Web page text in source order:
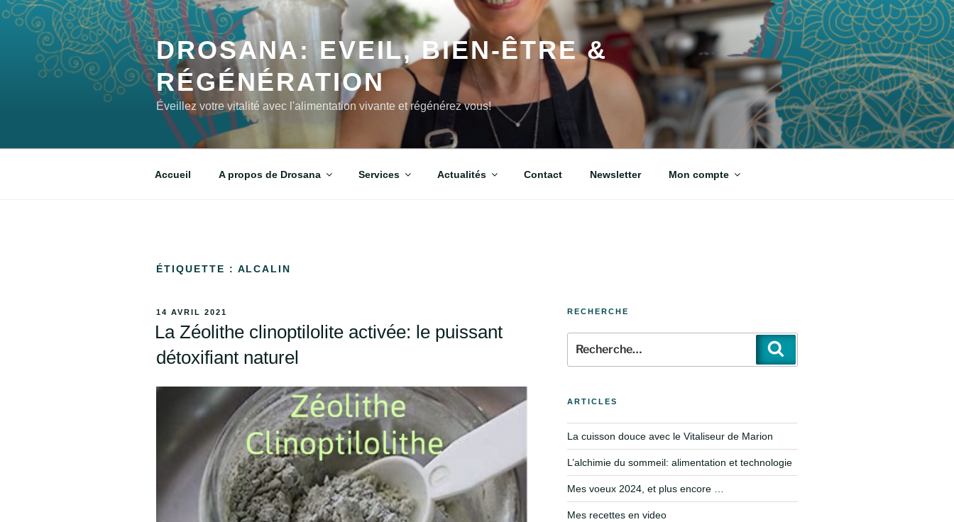
DROSANA: EVEIL, BIEN-ÊTRE &
RÉGÉNÉRATION
Éveillez votre vitalité avec l'alimentation vivante et régénérez vous!
Accueil A propos de Drosana Services Actualités Contact Newsletter Mon compte
ÉTIQUETTE : ALCALIN
14 AVRIL 2021
La Zéolithe clinoptilolite activée: le puissant
détoxifiant naturel
RECHERCHE
ARTICLES
La cuisson douce avec le Vitaliseur de Marion
L’alchimie du sommeil: alimentation et technologie
Mes voeux 2024, et plus encore …
Mes recettes en video